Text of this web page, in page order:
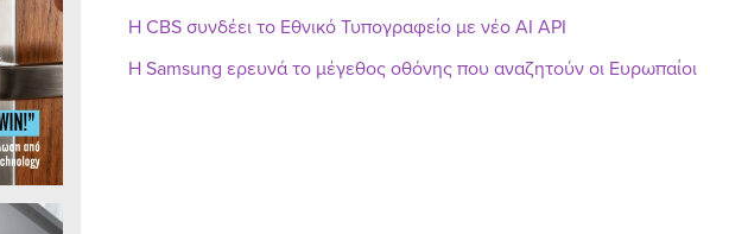
Η CBS συνδέει το Εθνικό Τυπογραφείο με νέο AI API
Η Samsung ερευνά το μέγεθος οθόνης που αναζητούν οι Ευρωπαίοι